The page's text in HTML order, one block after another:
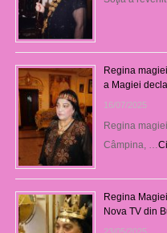
Regina
a Magiei
16/07/2025
Regina
Câmpina, …
Regina
Nova TV din